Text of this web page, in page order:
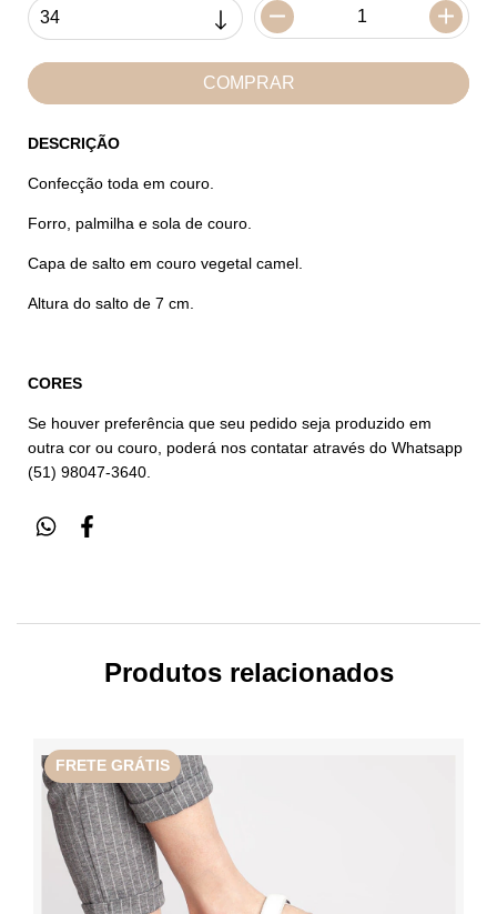
DESCRIÇÃO
Confecção toda em couro.
Forro, palmilha e sola de couro.
Capa de salto em couro vegetal camel.
Altura do salto de 7 cm.
CORES
Se houver preferência que seu pedido seja produzido em
outra cor ou couro, poderá nos contatar através do Whatsapp
(51) 98047-3640.
Produtos relacionados
FRETE GRÁTIS